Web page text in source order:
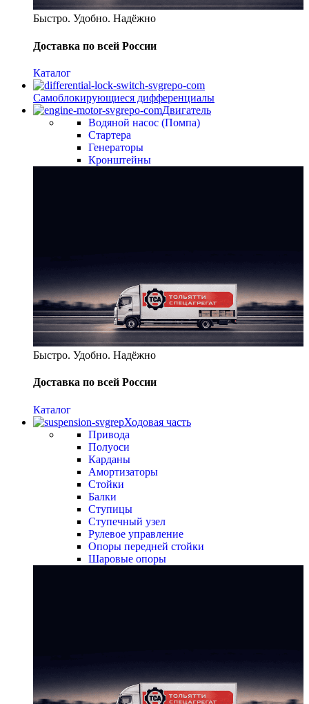
Быстро. Удобно. Надёжно
Доставка по всей России
Каталог
Самоблокирующиеся дифференциалы
Двигатель
Водяной насос (Помпа)
Стартера
Генераторы
Кронштейны
Быстро. Удобно. Надёжно
Доставка по всей России
Каталог
Ходовая часть
Привода
Полуоси
Карданы
Амортизаторы
Стойки
Балки
Ступицы
Ступечный узел
Рулевое управление
Опоры передней стойки
Шаровые опоры